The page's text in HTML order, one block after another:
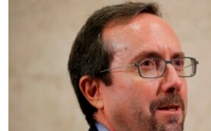
СОВЕТЫ ПРАВОЗАЩИТНИКОВ
ПРОПАВШИЕ БЕЗ ВЕСТИ
ПОБЕДИТЕЛЕЙ НЕ СУДЯТ?
КРЫМ.НЕПОКОРЕННЫЙ
ПРИСОЕДИНЯЙТЕСЬ!